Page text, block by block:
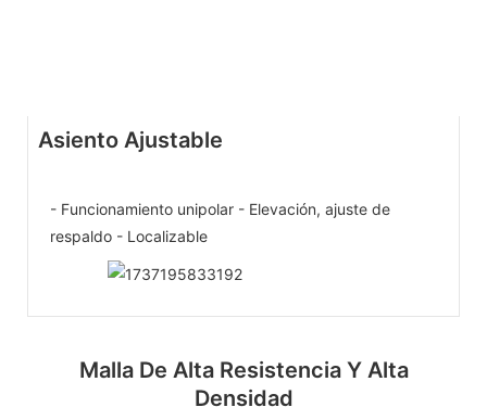
Asiento Ajustable
- Funcionamiento unipolar - Elevación, ajuste de
respaldo - Localizable
Malla De Alta Resistencia Y Alta
Densidad